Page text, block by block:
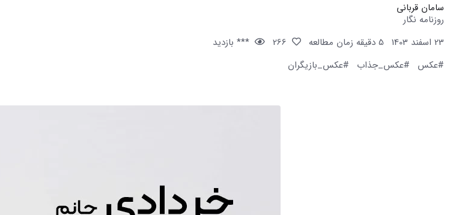
سامان قربانی
روزنامه نگار
23 اسفند 1403
5 دقیقه زمان مطالعه
*** بازدید
#عکس
#عکس_جذاب #عکس_بازیگران